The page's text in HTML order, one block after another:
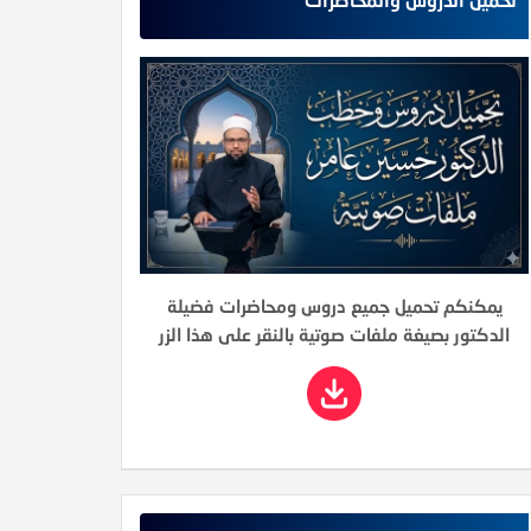
يمكنكم تحميل جميع دروس ومحاضرات فضيلة
الدكتور بصيغة ملفات صوتية بالنقر على هذا الزر